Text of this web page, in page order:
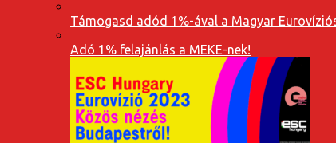
Támogasd adód 1%-ával a Magyar
Adó 1% felajánlás a MEKE-nek!